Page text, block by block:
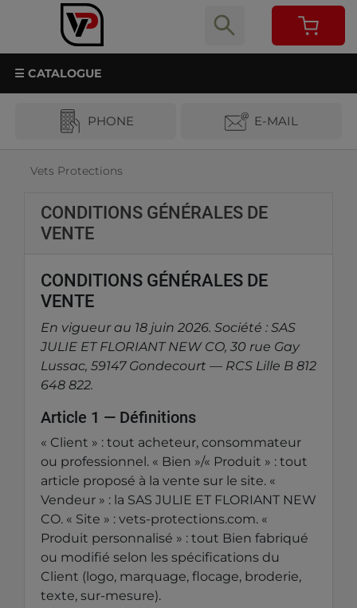
☰ CATALOGUE
PHONE E-MAIL
Vets Protections
CONDITIONS GÉNÉRALES DE
VENTE
CONDITIONS GÉNÉRALES DE
VENTE
En vigueur au 18 juin 2026. Société : SAS
JULIE ET FLORIANT NEW CO, 30 rue Gay
Lussac, 59147 Gondecourt — RCS Lille B 812
648 822.
Article 1 — Définitions
« Client » : tout acheteur, consommateur
ou professionnel. « Bien »/« Produit » : tout
article proposé à la vente sur le site. «
Vendeur » : la SAS JULIE ET FLORIANT NEW
CO. « Site » : vets-protections.com. «
Produit personnalisé » : tout Bien fabriqué
ou modifié selon les spécifications du
Client (logo, marquage, flocage, broderie,
texte, sur-mesure).